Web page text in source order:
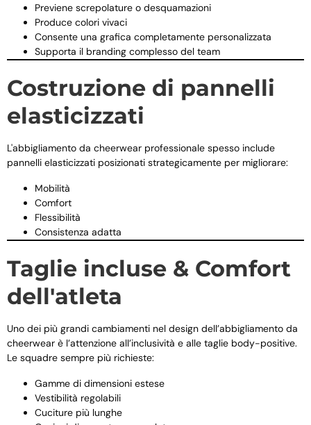
Previene screpolature o desquamazioni
Produce colori vivaci
Consente una grafica completamente personalizzata
Supporta il branding complesso del team
Costruzione di pannelli
elasticizzati
L'abbigliamento da cheerwear professionale spesso include
pannelli elasticizzati posizionati strategicamente per migliorare:
Mobilità
Comfort
Flessibilità
Consistenza adatta
Taglie incluse & Comfort
dell'atleta
Uno dei più grandi cambiamenti nel design dell’abbigliamento da
cheerwear è l’attenzione all’inclusività e alle taglie body-positive.
Le squadre sempre più richieste:
Gamme di dimensioni estese
Vestibilità regolabili
Cuciture più lunghe